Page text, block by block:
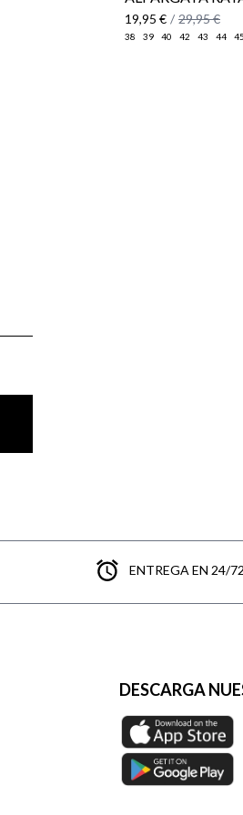
19,95 € / 29,95 €
38 39 40 42 43 44 45
ENTREGA EN 24/
DESCARGA